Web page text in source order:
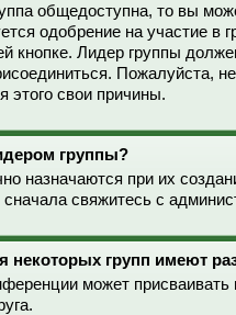
общедоступна, то вы
одобрение на участие в
кнопке. Лидер группы
Пожалуйста,
этого свои причины.
группы?
назначаются при их
сначала свяжитесь с
некоторых групп имеют
может